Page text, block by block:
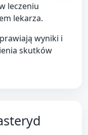
leczeniu
lekarza.
wyniki i
skutków